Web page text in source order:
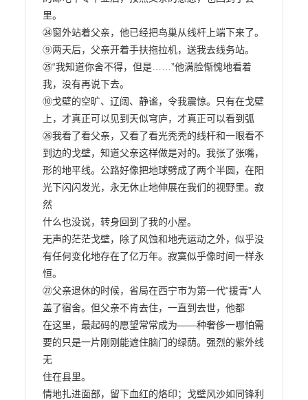
里。
㉔窗外站着父亲，他已经把鸟巢从线杆上端下来了。
⑨两天后，父亲开着手扶拖拉机，送我去线务站。
㉕“我知道你舍不得，但是……”他满脸惭愧地看着
我，没有再说下去。
⑩戈壁的空旷、辽阔、静谧，令我震惊。只有在戈壁
上，才真正可以见到天似穹庐，才真正可以看到弧
㉖我看了看父亲，又看了看光秃秃的线杆和一眼看不
到边的戈壁，知道父亲这样做是对的。我张了张嘴，
形的地平线。公路好像把地球劈成了两个半圆，在阳
光下闪闪发光，永无休止地伸展在我们的视野里。寂
然
什么也没说，转身回到了我的小屋。
无声的茫茫戈壁，除了风蚀和地壳运动之外，似乎没
有任何变化地存在了亿万年。寂寞似乎像时间一样永
恒。
㉗父亲退休的时候，省局在西宁市为第一代“援青”人
盖了宿舍。但父亲不肯去住，一直到去世，他都
在这里，最起码的愿望常常成为——种奢侈一哪怕需
要的只是一片刚刚能遮住脑门的绿荫。强烈的紫外线
无
住在县里。
情地扎进面部，留下血红的烙印；戈壁风沙如同锋利